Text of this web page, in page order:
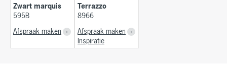
Zwart marquis
595B
Afspraak maken
Terrazzo
8966
Afspraak maken
Inspiratie